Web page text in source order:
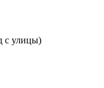
с улицы)